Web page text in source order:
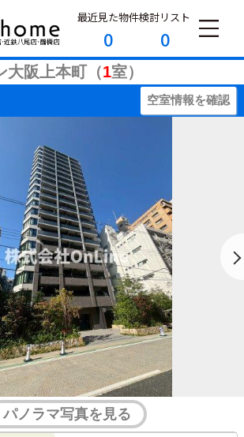
最近見た物件
0
検討リスト
0
大阪上本町（1室）
空室情報を確認
パノラマ写真を見る